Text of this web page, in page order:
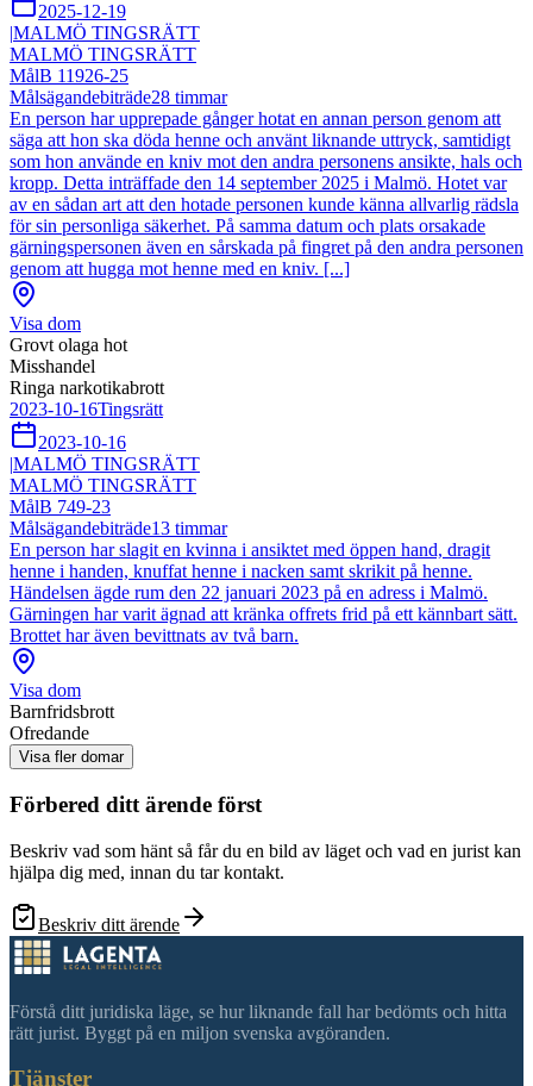
2025-12-19
|MALMÖ TINGSRÄTT
MALMÖ TINGSRÄTT
MålB 11926-25
Målsägandebiträde28 timmar
En person har upprepade gånger hotat en annan person genom att
säga att hon ska döda henne och använt liknande uttryck, samtidigt
som hon använde en kniv mot den andra personens ansikte, hals och
kropp. Detta inträffade den 14 september 2025 i Malmö. Hotet var
av en sådan art att den hotade personen kunde känna allvarlig rädsla
för sin personliga säkerhet. På samma datum och plats orsakade
gärningspersonen även en sårskada på fingret på den andra personen
genom att hugga mot henne med en kniv. [...]
Visa dom
Grovt olaga hot
Misshandel
Ringa narkotikabrott
2023-10-16Tingsrätt
2023-10-16
|MALMÖ TINGSRÄTT
MALMÖ TINGSRÄTT
MålB 749-23
Målsägandebiträde13 timmar
En person har slagit en kvinna i ansiktet med öppen hand, dragit
henne i handen, knuffat henne i nacken samt skrikit på henne.
Händelsen ägde rum den 22 januari 2023 på en adress i Malmö.
Gärningen har varit ägnad att kränka offrets frid på ett kännbart sätt.
Brottet har även bevittnats av två barn.
Visa dom
Barnfridsbrott
Ofredande
Visa fler domar
Förbered ditt ärende först
Beskriv vad som hänt så får du en bild av läget och vad en jurist kan
hjälpa dig med, innan du tar kontakt.
Beskriv ditt ärende
Förstå ditt juridiska läge, se hur liknande fall har bedömts och hitta
rätt jurist. Byggt på en miljon svenska avgöranden.
Tjänster